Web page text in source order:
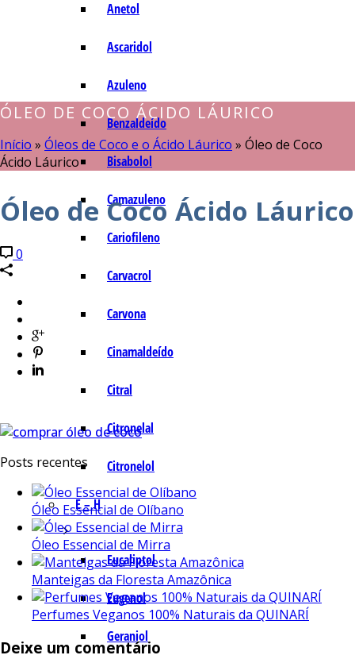
Anetol
Ascaridol
Azuleno
Benzaldeído
Bisabolol
Camazuleno
Cariofileno
Carvacrol
Carvona
Cinamaldeído
Citral
Citronelal
Citronelol
E – H
Eucaliptol
Eugenol
Geraniol
ÓLEO DE COCO ÁCIDO LÁURICO
Início » Óleos de Coco e o Ácido Láurico » Óleo de Coco
Ácido Láurico
Óleo de Coco Ácido Láurico
0
Posts recentes
Óleo Essencial de Olíbano
Óleo Essencial de Mirra
Manteigas da Floresta Amazônica
Perfumes Veganos 100% Naturais da QUINARÍ
Deixe um comentário